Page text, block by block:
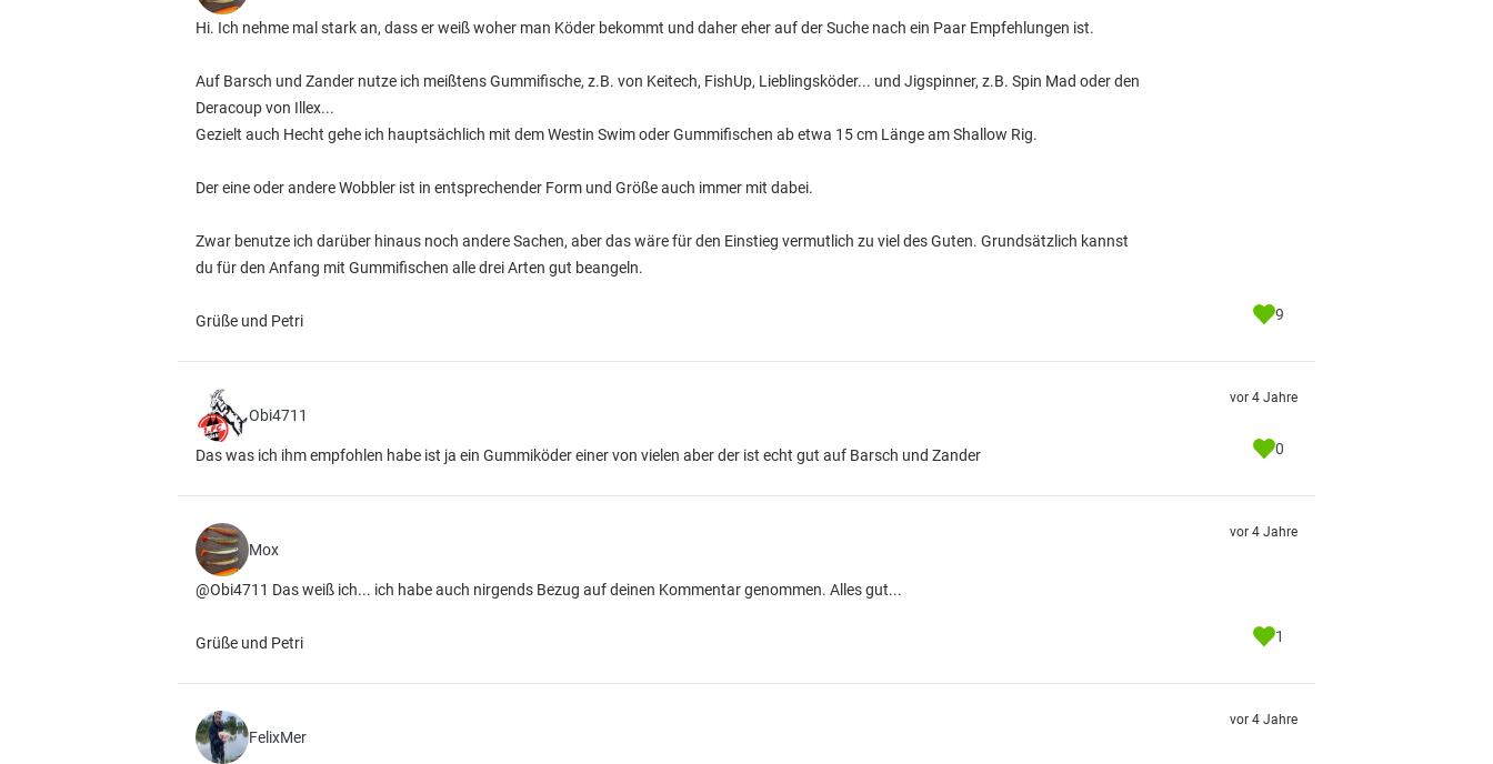
Hi. Ich nehme mal stark an, dass er weiß woher man Köder bekommt und daher eher auf der Suche nach ein Paar Empfehlungen ist.
Auf Barsch und Zander nutze ich meißtens Gummifische, z.B. von Keitech, FishUp, Lieblingsköder... und Jigspinner, z.B. Spin Mad oder den
Deracoup von Illex...
Gezielt auch Hecht gehe ich hauptsächlich mit dem Westin Swim oder Gummifischen ab etwa 15 cm Länge am Shallow Rig.
Der eine oder andere Wobbler ist in entsprechender Form und Größe auch immer mit dabei.
Zwar benutze ich darüber hinaus noch andere Sachen, aber das wäre für den Einstieg vermutlich zu viel des Guten. Grundsätzlich kannst
du für den Anfang mit Gummifischen alle drei Arten gut beangeln.
Grüße und Petri 9
Obi4711
Das was ich ihm empfohlen habe ist ja ein Gummiköder einer von vielen aber der ist echt gut auf Barsch und Zander
vor 4 Jahre
0
Mox
@Obi4711 Das weiß ich... ich habe auch nirgends Bezug auf deinen Kommentar genommen. Alles gut...
Grüße und Petri
vor 4 Jahre
1
FelixMer
vor 4 Jahre